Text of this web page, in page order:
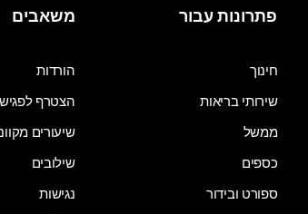
פתרונות עבור
חינוך
שירותי בריאות
ממשל
כספים
ספורט ובידור
משאבים
הורדות
הצטרף
שיעורים
שילובים
נגישות